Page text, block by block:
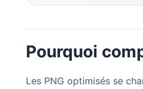
Pourquoi
Les PNG optimisés se